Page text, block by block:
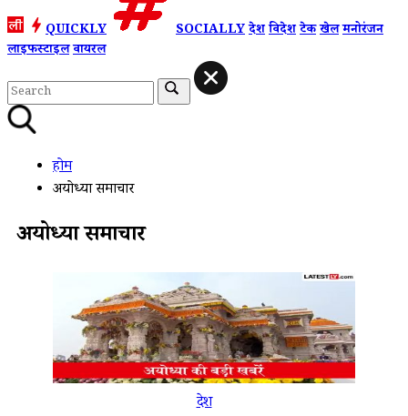
QUICKLY SOCIALLYदेशविदेशटेकखेलमनोरंजन
लाइफस्टाइलवायरल
होम
अयोध्या समाचार
अयोध्या समाचार
देश